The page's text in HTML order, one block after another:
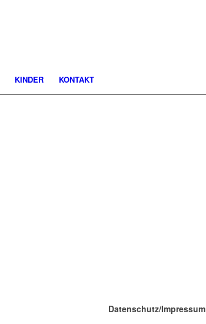
KINDER KONTAKT
Datenschutz/Impressum